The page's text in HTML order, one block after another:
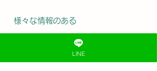
様々な情報のある
ホヌパス株式会社トップ
LINE